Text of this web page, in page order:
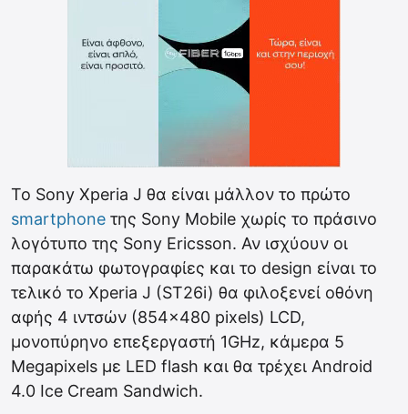
To Sony Xperia J θα είναι μάλλον το πρώτο
smartphone της Sony Mobile χωρίς το πράσινο
λογότυπο της Sony Ericsson. Αν ισχύουν οι
παρακάτω φωτογραφίες και το design είναι το
τελικό το Xperia J (ST26i) θα φιλοξενεί οθόνη
αφής 4 ιντσών (854×480 pixels) LCD,
μονοπύρηνο επεξεργαστή 1GHz, κάμερα 5
Megapixels με LED flash και θα τρέχει Android
4.0 Ice Cream Sandwich.